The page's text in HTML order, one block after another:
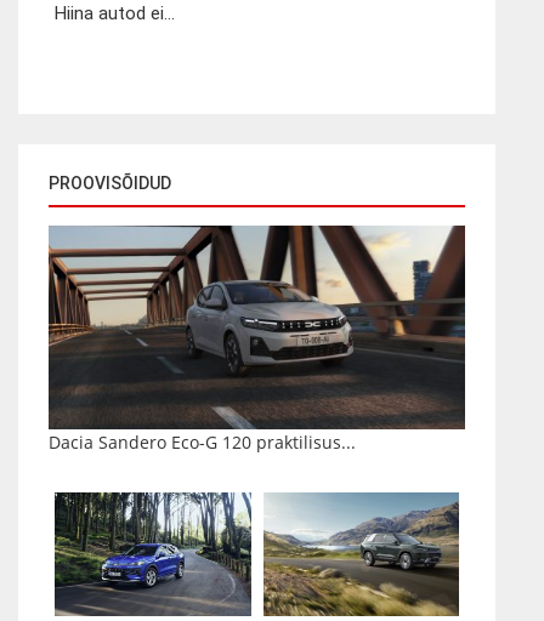
Hiina autod ei...
PROOVISÕIDUD
Dacia Sandero Eco-G 120 praktilisus...